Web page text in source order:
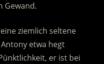
Gewand.
ziemlich seltene
etwa hegt
er ist bei